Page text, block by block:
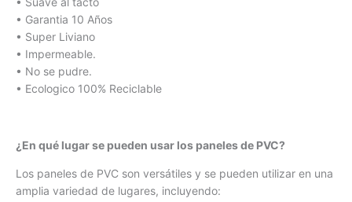
• Garantia 10 Años
• Super Liviano
• Impermeable.
• No se pudre.
• Ecologico 100% Reciclable
¿En qué lugar se pueden usar los paneles de PVC?
Los paneles de PVC son versátiles y se pueden utilizar en una
amplia variedad de lugares, incluyendo: